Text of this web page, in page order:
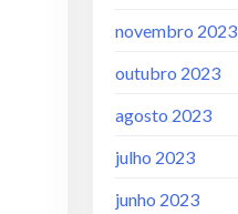
novembro 2023
outubro 2023
agosto 2023
julho 2023
junho 2023